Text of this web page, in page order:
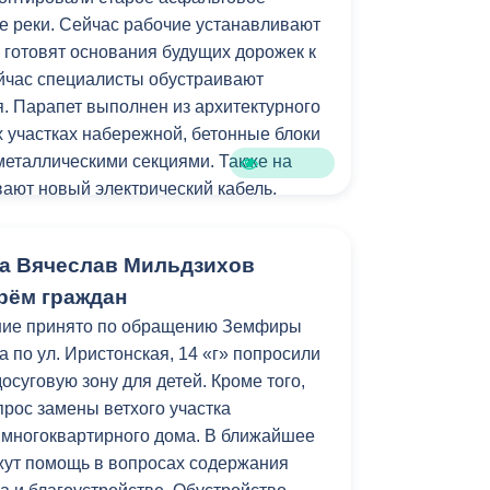
Противодействие коррупции
Градостроительная деятельность
Формирование комфортной
Гражданская оборона в
чрезвычайных ситуациях
Незаконное строительство
Информация финансового
реки. Сейчас рабочие устанавливают
основания будущих дорожек к
специалисты обустраивают
Парапет выполнен из архитектурного
участках набережной, бетонные блоки
секциями. Также на
новый электрический кабель.
локация станет еще одним
и гостей республики.
муниципальной программы
и целевых показателей
для жизни».
Вячеслав Мильдзихов
граждан
принято по обращению Земфиры
по ул. Иристонская, 14 «г» попросили
зону для детей. Кроме того,
замены ветхого участка
дома. В ближайшее
помощь в вопросах содержания